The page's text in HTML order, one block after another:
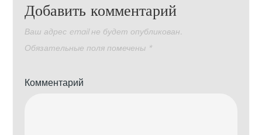
Добавить комментарий
Ваш адрес email не будет опубликован.
Обязательные поля помечены *
Комментарий